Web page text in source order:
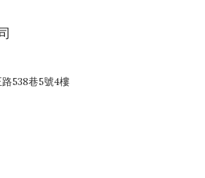
538巷5號4樓